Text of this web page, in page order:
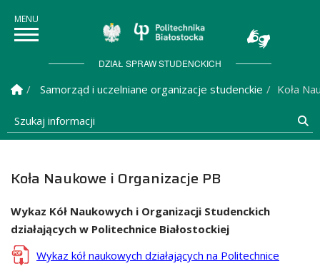
Politechnika
DZIAŁ SPRAW STUDENCKICH
Strona Główna
Samorząd i uczelniane organizacje studenckie
Koła
Szukaj informacji
Koła Naukowe i Organizacje PB
Wykaz Kół Naukowych i Organizacji Studenckich
działających w Politechnice Białostockiej
Wykaz kół naukowych działających na Politechnice